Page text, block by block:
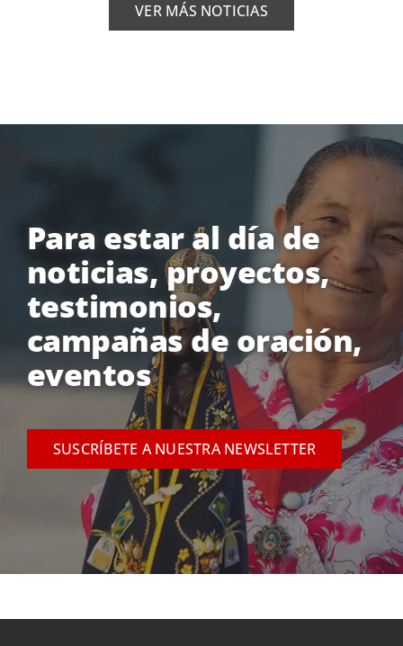
VER MÁS NOTICIAS
Para estar al día de
noticias, proyectos,
testimonios,
campañas de oración,
eventos
SUSCRÍBETE A NUESTRA NEWSLETTER